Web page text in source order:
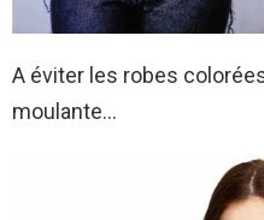
A éviter les robes
moulante…